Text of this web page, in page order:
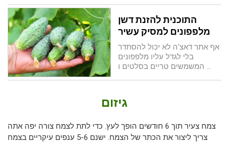
התוכנית להזנת דשן
מלפפונים למסיק עשיר
אף אתר דאצ'ה לא יכול להסתדר
בלי לגדל עליו מלפפונים
המשמשים טריים בסלטים ו ...
גיזום
צמח צעיר תוך 6 חודשים הופך לעץ. כדי לתת לצמח צורה יפה אתה
צריך ליצור את הכתר של הצמח. ישנם 5-6 ענפים עיקריים בצמח